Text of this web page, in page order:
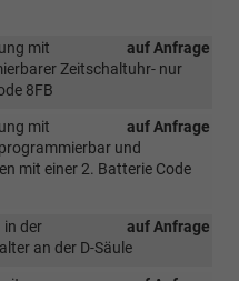
auf Anfrage
mit
Zeitschaltuhr- nur
8FB
auf Anfrage
mit
und
mit einer 2. Batterie Code
auf Anfrage
in der
an der D-Säule